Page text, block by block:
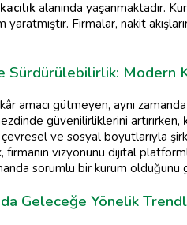
alanında yaşanmaktadır.
Firmalar, nakit
Sürdürülebilirlik: Modern
amacı gütmeyen, aynı
güvenilirliklerini artırırken,
ve sosyal boyutlarıyla
firmanın vizyonunu dijital
sorumlu bir kurum olduğunu
Geleceğe Yönelik